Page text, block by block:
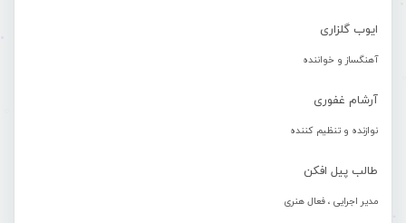
ایوب گلزاری
آهنگساز و خواننده
آرشام غفوری
نوازنده و تنظیم کننده
طالب پیل افکن
مدیر اجرایی ، فعال هنری